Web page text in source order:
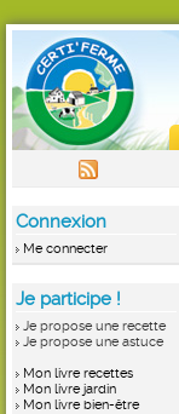
Connexion
Me connecter
Je participe !
Je propose une recette
Je propose une astuce
Mon livre recettes
Mon livre jardin
Mon livre bien-être